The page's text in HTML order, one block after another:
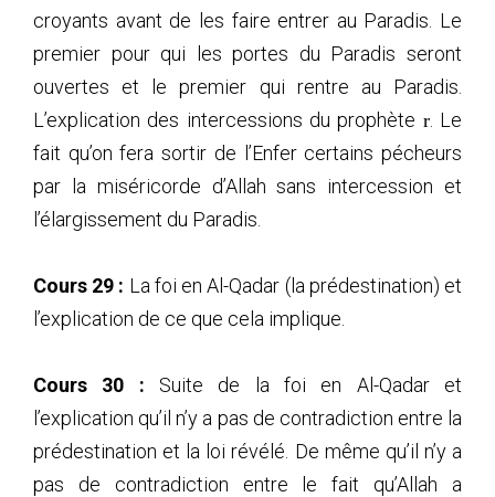
croyants avant de les faire entrer au Paradis. Le
premier pour qui les portes du Paradis seront
ouvertes et le premier qui rentre au Paradis.
L’explication des intercessions du prophète r. Le
fait qu’on fera sortir de l’Enfer certains pécheurs
par la miséricorde d’Allah sans intercession et
l’élargissement du Paradis.
Cours 29 : La foi en Al-Qadar (la prédestination) et
l’explication de ce que cela implique.
Cours 30 : Suite de la foi en Al-Qadar et
l’explication qu’il n’y a pas de contradiction entre la
prédestination et la loi révélé. De même qu’il n’y a
pas de contradiction entre le fait qu’Allah a